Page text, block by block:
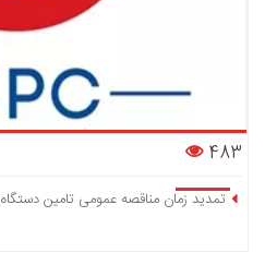
483
تمدید زمان مناقصه عمومی تامین دستگاه Ultrasonic Tester